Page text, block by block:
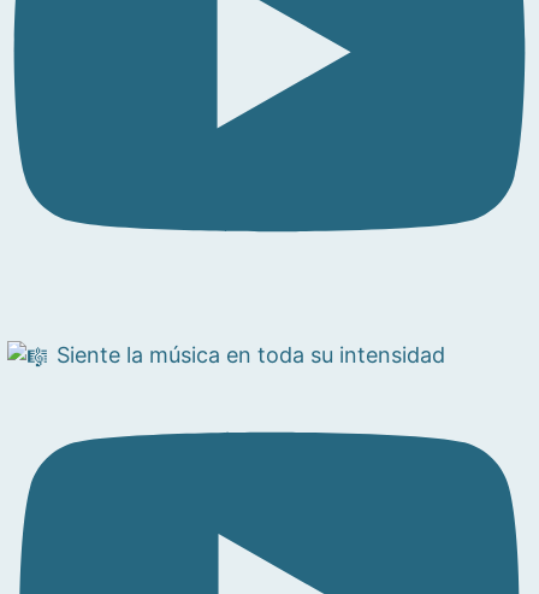
Siente la música en toda su intensidad